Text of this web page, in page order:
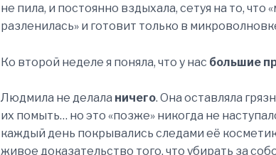
не пила, и постоянно вздыхала, сетуя на то,
разленилась» и готовит только в
Ко второй неделе я поняла, что у нас большие
Людмила не делала ничего. Она оставляла
их помыть… но это «позже» никогда не
каждый день покрывались следами её
живое доказательство того, что убирать за